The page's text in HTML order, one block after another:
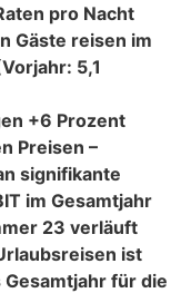
pro Nacht
Gäste reisen im
5,1
+6 Prozent
Preisen –
signifikante
im Gesamtjahr
23 verläuft
ist
für die